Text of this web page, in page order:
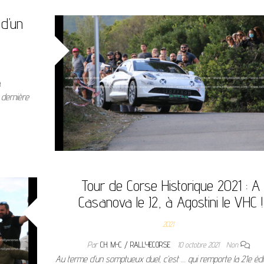
Tour de Corse Historique 2021 : A
Casanova le J2, à Agostini le VHC !
2021
ParCH. M-C / RALLYECORSE 10 octobre 2021 Non
Au terme d’un somptueux duel, c’est … qui remporte la 21e